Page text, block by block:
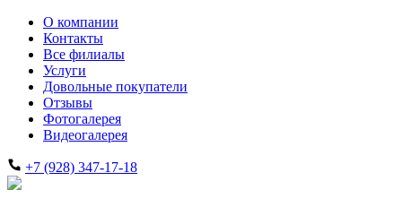
О компании
Контакты
Все филиалы
Услуги
Довольные покупатели
Отзывы
Фотогалерея
Видеогалерея
+7 (928) 347-17-18